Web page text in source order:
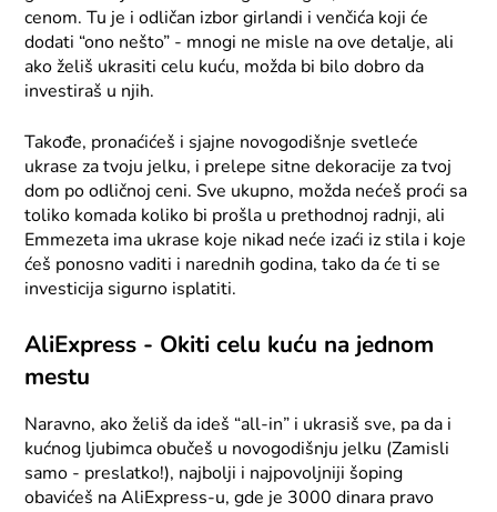
cenom. Tu je i odličan izbor girlandi i venčića koji će
dodati “ono nešto” - mnogi ne misle na ove detalje, ali
ako želiš ukrasiti celu kuću, možda bi bilo dobro da
investiraš u njih.
Takođe, pronaćićeš i sjajne novogodišnje svetleće
ukrase za tvoju jelku, i prelepe sitne dekoracije za tvoj
dom po odličnoj ceni. Sve ukupno, možda nećeš proći sa
toliko komada koliko bi prošla u prethodnoj radnji, ali
Emmezeta ima ukrase koje nikad neće izaći iz stila i koje
ćeš ponosno vaditi i narednih godina, tako da će ti se
investicija sigurno isplatiti.
AliExpress - Okiti celu kuću na jednom
mestu
Naravno, ako želiš da ideš “all-in” i ukrasiš sve, pa da i
kućnog ljubimca obučeš u novogodišnju jelku (Zamisli
samo - preslatko!), najbolji i najpovoljniji šoping
obavićeš na AliExpress-u, gde je 3000 dinara pravo